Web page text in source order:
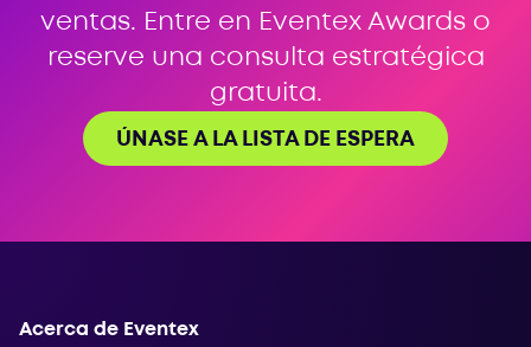
ventas. Entre en Eventex Awards o
reserve una consulta estratégica
gratuita.
ÚNASE A LA LISTA DE ESPERA
Acerca de Eventex